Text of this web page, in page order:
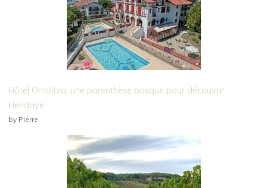
Hôtel Orhoïtza, une parenthèse basque pour découvrir
Hendaye
by Pierre